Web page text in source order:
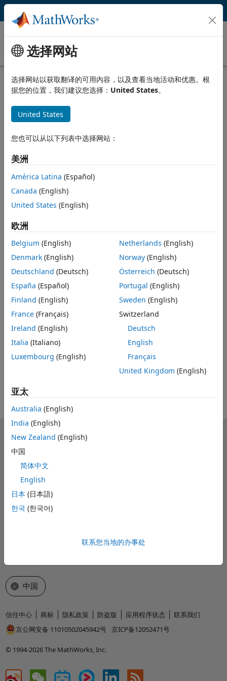
跳到内容
视频
Videos Home Search
Play
Trajectory Planning for Robot
Manipulators
From the series:
Published: 1 May 2019
Feedback
UP NEXT:
Video length is 21:45
System Identification of Blue
Robotics Thrusters
View full series
RELATED VIDEOS
选择网站
选择网站以获取翻译的可用内容，以及查看当地活动和优惠。根
据您的位置，我们建议您选择： United States。
United States
您也可以从以下列表中选择网站：
美洲
América Latina (Español)
Canada (English)
United States (English)
欧洲
Belgium (English)
Denmark (English)
Deutschland (Deutsch)
España (Español)
Finland (English)
France (Français)
Ireland (English)
Italia (Italiano)
Luxembourg (English)
Netherlands (English)
Norway(English)
Österreich (Deutsch)
Portugal (English)
Sweden (English)
Switzerland
Deutsch
English
Français
United Kingdom (English)
亚太
Australia (English)
India (English)
New Zealand (English)
中国
简体中文
English
日本 (日本語)
한국 (한국어)
联系您当地的办事处
MathWorks
Accelerating the pace of engineering and science
了解产品
试用或购买
如何使用
选择网站
中国
信任中心 商标 隐私政策 防盗版 应用程序状态
联系我们
京公网安备 11010502045942号 京ICP备12052471号
© 1994-2026 The MathWorks, Inc.